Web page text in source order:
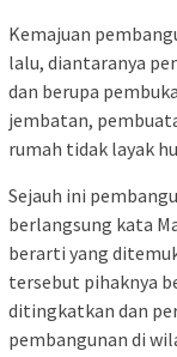
Kemajuan
lalu, diantaranya
dan berupa
jembatan,
rumah tidak layak
Sejauh ini
berlangsung kata
berarti yang
tersebut pihaknya
ditingkatkan dan
pembangunan di